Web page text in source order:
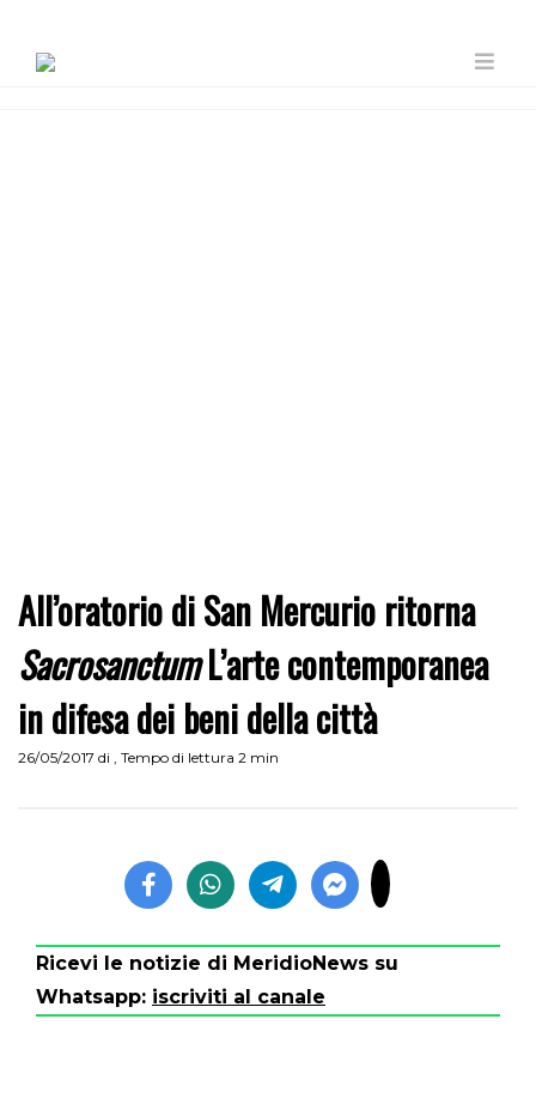
All’oratorio di San Mercurio ritorna
SacrosanctumL’arte contemporanea
in difesa dei beni della città
26/05/2017 di , Tempo di lettura 2 min
Ricevi le notizie di MeridioNews su
Whatsapp: iscriviti al canale